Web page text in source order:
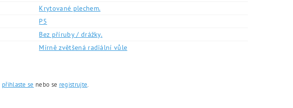
Krytované plechem.
P5
Bez příruby / drážky.
Mírně zvětšená radiální vůle
přihlaste se nebo se registrujte.